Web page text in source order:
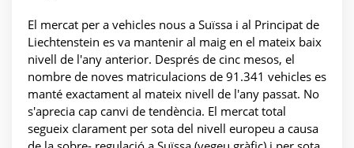
El mercat per a vehicles nous a Suïssa i al Principat de
Liechtenstein es va mantenir al maig en el mateix baix
nivell de l'any anterior. Després de cinc mesos, el
nombre de noves matriculacions de 91.341 vehicles es
manté exactament al mateix nivell de l'any passat. No
s'aprecia cap canvi de tendència. El mercat total
segueix clarament per sota del nivell europeu a causa